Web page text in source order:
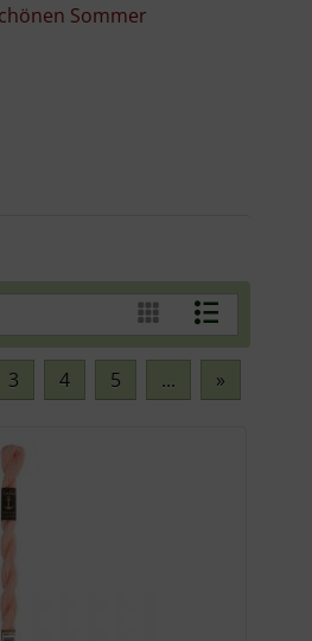
Sommer
3 4 5 ... »